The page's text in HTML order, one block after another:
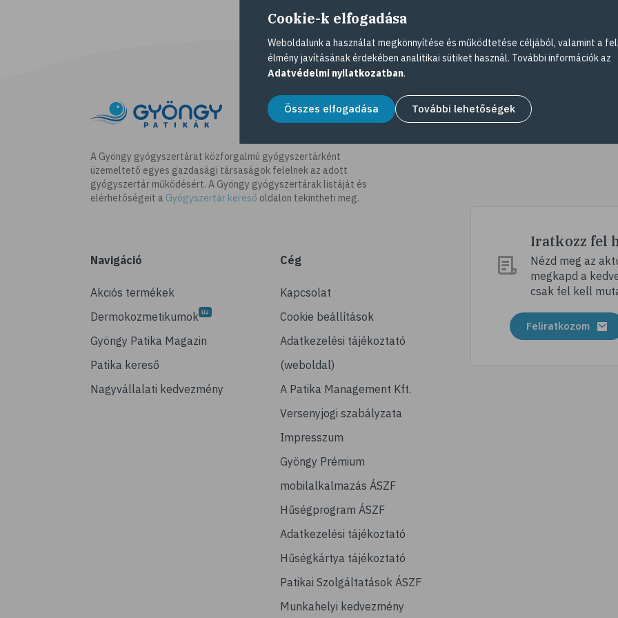
A Gyöngy gyógyszertárat közforgalmú gyógyszertárként
üzemeltető egyes gazdasági társaságok felelnek az adott
gyógyszertár működésért. A Gyöngy gyógyszertárak listáját és
elérhetőségeit a Gyógyszertár kereső oldalon tekintheti meg.
Navigáció
Akciós termékek
Dermokozmetikumok
Gyöngy Patika Magazin
Patika kereső
Nagyvállalati kedvezmény
Cég
Kapcsolat
Cookie beállítások
Adatkezelési tájékoztató
(weboldal)
A Patika Management Kft.
Versenyjogi szabályzata
Impresszum
Gyöngy Prémium
mobilalkalmazás ÁSZF
Hűségprogram ÁSZF
Adatkezelési tájékoztató
Hűségkártya tájékoztató
Patikai Szolgáltatások ÁSZF
Munkahelyi kedvezmény
Iratkozz fel
Nézd meg az
megkapd a
csak fel kell
Feliratkozom
Cookie-k elfogadása
Weboldalunk a használat megkönnyítése és működtetése céljából, valamint a
élmény javításának érdekében analitikai sütiket használ. További információk az
Adatvédelmi nyilatkozatban.
Összes elfogadása További lehetőségek